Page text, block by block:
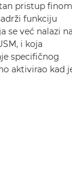
pristup finom
funkciju
se već nalazi na
i koja
specifičnog
aktivirao kad